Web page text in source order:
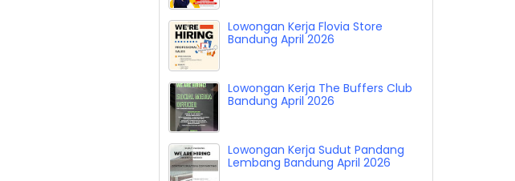
Lowongan Kerja Flovia Store
Bandung April 2026
Lowongan Kerja The Buffers Club
Bandung April 2026
Lowongan Kerja Sudut Pandang
Lembang Bandung April 2026